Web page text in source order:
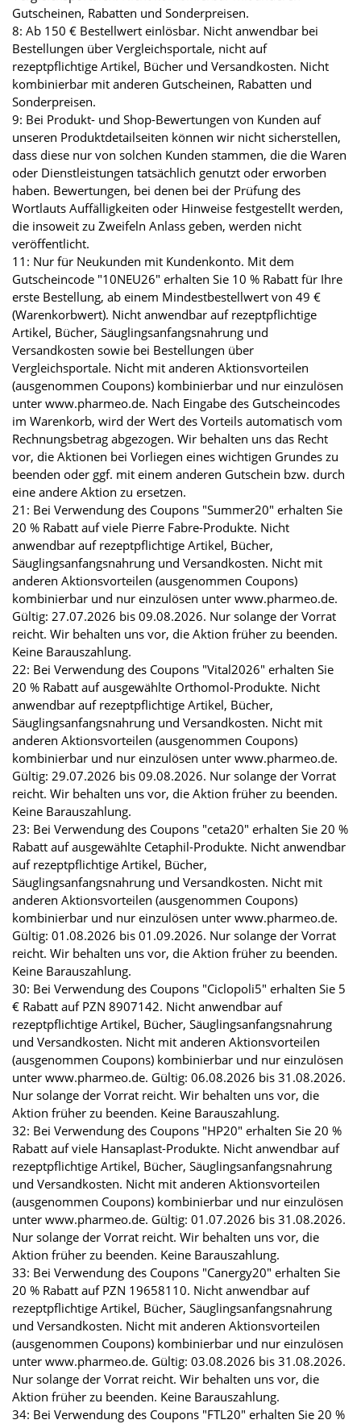
Gutscheinen, Rabatten und Sonderpreisen.
8: Ab 150 € Bestellwert einlösbar. Nicht anwendbar bei
Bestellungen über Vergleichsportale, nicht auf
rezeptpflichtige Artikel, Bücher und Versandkosten. Nicht
kombinierbar mit anderen Gutscheinen, Rabatten und
Sonderpreisen.
9: Bei Produkt- und Shop-Bewertungen von Kunden auf
unseren Produktdetailseiten können wir nicht sicherstellen,
dass diese nur von solchen Kunden stammen, die die Waren
oder Dienstleistungen tatsächlich genutzt oder erworben
haben. Bewertungen, bei denen bei der Prüfung des
Wortlauts Auffälligkeiten oder Hinweise festgestellt werden,
die insoweit zu Zweifeln Anlass geben, werden nicht
veröffentlicht.
11: Nur für Neukunden mit Kundenkonto. Mit dem
Gutscheincode "10NEU26" erhalten Sie 10 % Rabatt für Ihre
erste Bestellung, ab einem Mindestbestellwert von 49 €
(Warenkorbwert). Nicht anwendbar auf rezeptpflichtige
Artikel, Bücher, Säuglingsanfangsnahrung und
Versandkosten sowie bei Bestellungen über
Vergleichsportale. Nicht mit anderen Aktionsvorteilen
(ausgenommen Coupons) kombinierbar und nur einzulösen
unter www.pharmeo.de. Nach Eingabe des Gutscheincodes
im Warenkorb, wird der Wert des Vorteils automatisch vom
Rechnungsbetrag abgezogen. Wir behalten uns das Recht
vor, die Aktionen bei Vorliegen eines wichtigen Grundes zu
beenden oder ggf. mit einem anderen Gutschein bzw. durch
eine andere Aktion zu ersetzen.
21: Bei Verwendung des Coupons "Summer20" erhalten Sie
20 % Rabatt auf viele Pierre Fabre-Produkte. Nicht
anwendbar auf rezeptpflichtige Artikel, Bücher,
Säuglingsanfangsnahrung und Versandkosten. Nicht mit
anderen Aktionsvorteilen (ausgenommen Coupons)
kombinierbar und nur einzulösen unter www.pharmeo.de.
Gültig: 27.07.2026 bis 09.08.2026. Nur solange der Vorrat
reicht. Wir behalten uns vor, die Aktion früher zu beenden.
Keine Barauszahlung.
22: Bei Verwendung des Coupons "Vital2026" erhalten Sie
20 % Rabatt auf ausgewählte Orthomol-Produkte. Nicht
anwendbar auf rezeptpflichtige Artikel, Bücher,
Säuglingsanfangsnahrung und Versandkosten. Nicht mit
anderen Aktionsvorteilen (ausgenommen Coupons)
kombinierbar und nur einzulösen unter www.pharmeo.de.
Gültig: 29.07.2026 bis 09.08.2026. Nur solange der Vorrat
reicht. Wir behalten uns vor, die Aktion früher zu beenden.
Keine Barauszahlung.
23: Bei Verwendung des Coupons "ceta20" erhalten Sie 20 %
Rabatt auf ausgewählte Cetaphil-Produkte. Nicht anwendbar
auf rezeptpflichtige Artikel, Bücher,
Säuglingsanfangsnahrung und Versandkosten. Nicht mit
anderen Aktionsvorteilen (ausgenommen Coupons)
kombinierbar und nur einzulösen unter www.pharmeo.de.
Gültig: 01.08.2026 bis 01.09.2026. Nur solange der Vorrat
reicht. Wir behalten uns vor, die Aktion früher zu beenden.
Keine Barauszahlung.
30: Bei Verwendung des Coupons "Ciclopoli5" erhalten Sie 5
€ Rabatt auf PZN 8907142. Nicht anwendbar auf
rezeptpflichtige Artikel, Bücher, Säuglingsanfangsnahrung
und Versandkosten. Nicht mit anderen Aktionsvorteilen
(ausgenommen Coupons) kombinierbar und nur einzulösen
unter www.pharmeo.de. Gültig: 06.08.2026 bis 31.08.2026.
Nur solange der Vorrat reicht. Wir behalten uns vor, die
Aktion früher zu beenden. Keine Barauszahlung.
32: Bei Verwendung des Coupons "HP20" erhalten Sie 20 %
Rabatt auf viele Hansaplast-Produkte. Nicht anwendbar auf
rezeptpflichtige Artikel, Bücher, Säuglingsanfangsnahrung
und Versandkosten. Nicht mit anderen Aktionsvorteilen
(ausgenommen Coupons) kombinierbar und nur einzulösen
unter www.pharmeo.de. Gültig: 01.07.2026 bis 31.08.2026.
Nur solange der Vorrat reicht. Wir behalten uns vor, die
Aktion früher zu beenden. Keine Barauszahlung.
33: Bei Verwendung des Coupons "Canergy20" erhalten Sie
20 % Rabatt auf PZN 19658110. Nicht anwendbar auf
rezeptpflichtige Artikel, Bücher, Säuglingsanfangsnahrung
und Versandkosten. Nicht mit anderen Aktionsvorteilen
(ausgenommen Coupons) kombinierbar und nur einzulösen
unter www.pharmeo.de. Gültig: 03.08.2026 bis 31.08.2026.
Nur solange der Vorrat reicht. Wir behalten uns vor, die
Aktion früher zu beenden. Keine Barauszahlung.
34: Bei Verwendung des Coupons "FTL20" erhalten Sie 20 %